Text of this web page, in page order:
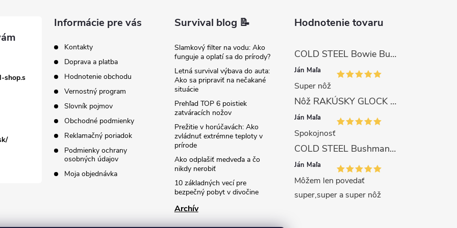
shop.s
Informácie pre vás
Kontakty
Doprava a platba
Hodnotenie obchodu
Vernostný program
Slovník pojmov
Obchodné podmienky
Reklamačný poriadok
Podmienky ochrany
osobných údajov
Moja objednávka
Survival blog 📝
Slamkový filter na vodu: Ako
funguje a oplatí sa do prírody?
Letná survival výbava do auta:
Ako sa pripraviť na nečakané
situácie
Prehľad TOP 6 poistiek
zatváracích nožov
Prežitie v horúčavách: Ako
zvládnuť extrémne teploty v
prírode
Ako odplašiť medveďa a čo
nikdy nerobiť
10 základných vecí pre
bezpečný pobyt v divočine
Archív
Hodnotenie tovaru
COLD STEEL Bowie Bushman (SK-5)
Ján Maľa
Super nôž
Nôž RAKÚSKY GLOCK SURVIVAL 81 s pílkou ZELENÝ
Ján Maľa
Spokojnosť
COLD STEEL Bushman (SK-5)
Ján Maľa
Môžem len povedať
super,super a super nôž